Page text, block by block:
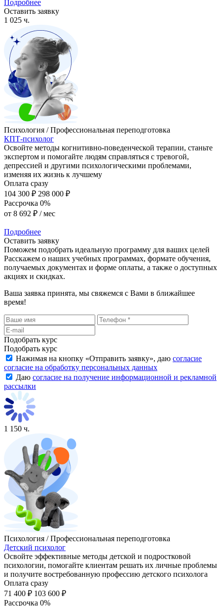
Подробнее
Оставить заявку
1 025 ч.
Психология / Профессиональная переподготовка
КПТ-психолог
Освойте методы когнитивно-поведенческой терапии, станьте
экспертом и помогайте людям справляться с тревогой,
депрессией и другими психологическими проблемами,
изменяя их жизнь к лучшему
Оплата сразу
104 300 ₽ 298 000 ₽
Рассрочка 0%
от 8 692 ₽ / мес
Подробнее
Оставить заявку
Поможем подобрать идеальную программу для ваших целей
Расскажем о наших учебных программах, формате обучения,
получаемых документах и форме оплаты, а также о доступных
акциях и скидках.
Ваша заявка принята, мы свяжемся с Вами в ближайшее
время!
Подобрать курс
Подобрать курс
Нажимая на кнопку «Отправить заявку», даю согласие
согласие на обработку персональных данных
Даю согласие на получение информационной и рекламной
рассылки
1 150 ч.
Психология / Профессиональная переподготовка
Детский психолог
Освойте эффективные методы детской и подростковой
психологии, помогайте клиентам решать их личные проблемы
и получите востребованную профессию детского психолога
Оплата сразу
71 400 ₽ 103 600 ₽
Рассрочка 0%